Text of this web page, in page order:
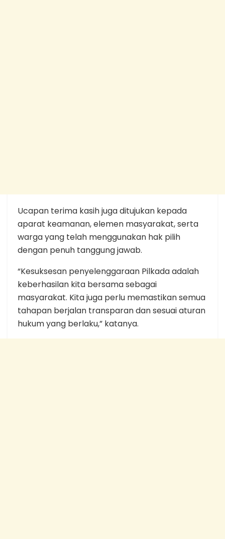
Ucapan terima kasih juga ditujukan kepada
aparat keamanan, elemen masyarakat, serta
warga yang telah menggunakan hak pilih
dengan penuh tanggung jawab.
“Kesuksesan penyelenggaraan Pilkada adalah
keberhasilan kita bersama sebagai
masyarakat. Kita juga perlu memastikan semua
tahapan berjalan transparan dan sesuai aturan
hukum yang berlaku,” katanya.